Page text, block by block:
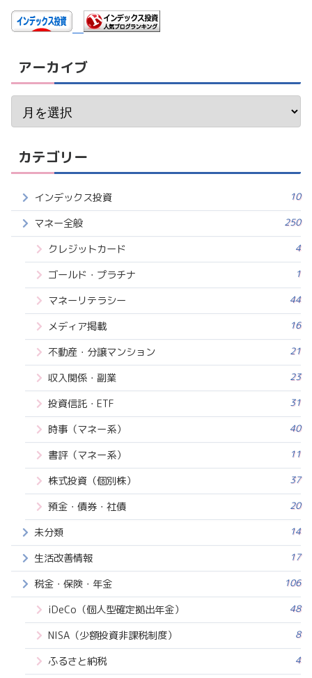
アーカイブ
カテゴリー
インデックス投資 10
マネー全般 250
クレジットカード 4
ゴールド・プラチナ 1
マネーリテラシー 44
メディア掲載 16
不動産・分譲マンション 21
収入関係・副業 23
投資信託・ETF 31
時事（マネー系） 40
書評（マネー系） 11
株式投資（個別株） 37
預金・債券・社債 20
未分類 14
生活改善情報 17
税金・保険・年金 106
iDeCo（個人型確定拠出年金） 48
NISA（少額投資非課税制度） 8
ふるさと納税 4